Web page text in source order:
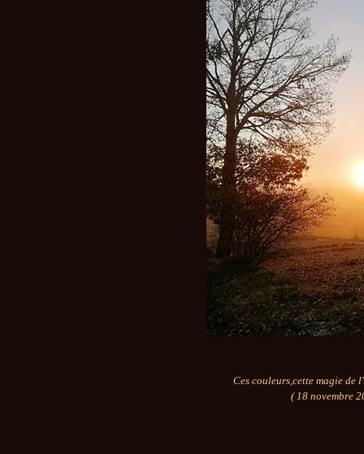
Ces couleurs,cette magie de
( 18 novembre